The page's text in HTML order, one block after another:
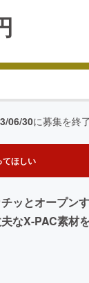
06/30に募集を終
てほしい
ッとオープン
なX-PAC素材